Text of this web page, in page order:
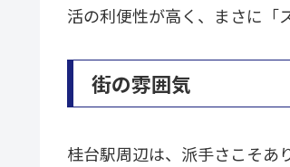
活の利便性が高く、まさに「
街の雰囲気
桂台駅周辺は、派手さこそあ